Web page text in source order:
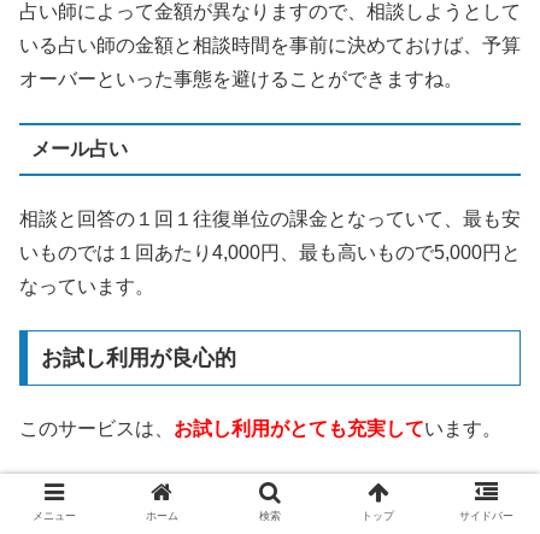
占い師によって金額が異なりますので、相談しようとして
いる占い師の金額と相談時間を事前に決めておけば、予算
オーバーといった事態を避けることができますね。
メール占い
相談と回答の１回１往復単位の課金となっていて、最も安
いものでは１回あたり4,000円、最も高いもので5,000円と
なっています。
お試し利用が良心的
このサービスは、 お試し利用がとても充実しています。
3,000円分の無料相談ポイント
メニュー ホーム 検索 トップ サイドバー